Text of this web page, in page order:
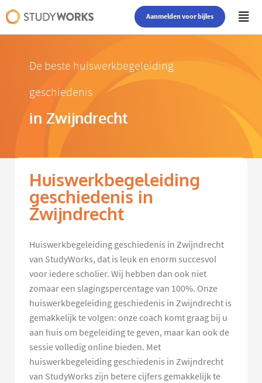
Aanmelden voor bijles
De beste huiswerkbegeleiding
geschiedenis
in Zwijndrecht
Huiswerkbegeleiding
geschiedenis in
Zwijndrecht
Huiswerkbegeleiding geschiedenis in Zwijndrecht
van StudyWorks, dat is leuk en enorm succesvol
voor iedere scholier. Wij hebben dan ook niet
zomaar een slagingspercentage van 100%. Onze
huiswerkbegeleiding geschiedenis in Zwijndrecht is
gemakkelijk te volgen: onze coach komt graag bij u
aan huis om begeleiding te geven, maar kan ook de
sessie volledig online bieden. Met
huiswerkbegeleiding geschiedenis in Zwijndrecht
van StudyWorks zijn betere cijfers gemakkelijk te